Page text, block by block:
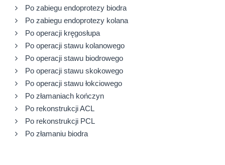
Po zabiegu endoprotezy biodra
Po zabiegu endoprotezy kolana
Po operacji kręgosłupa
Po operacji stawu kolanowego
Po operacji stawu biodrowego
Po operacji stawu skokowego
Po operacji stawu łokciowego
Po złamaniach kończyn
Po rekonstrukcji ACL
Po rekonstrukcji PCL
Po złamaniu biodra